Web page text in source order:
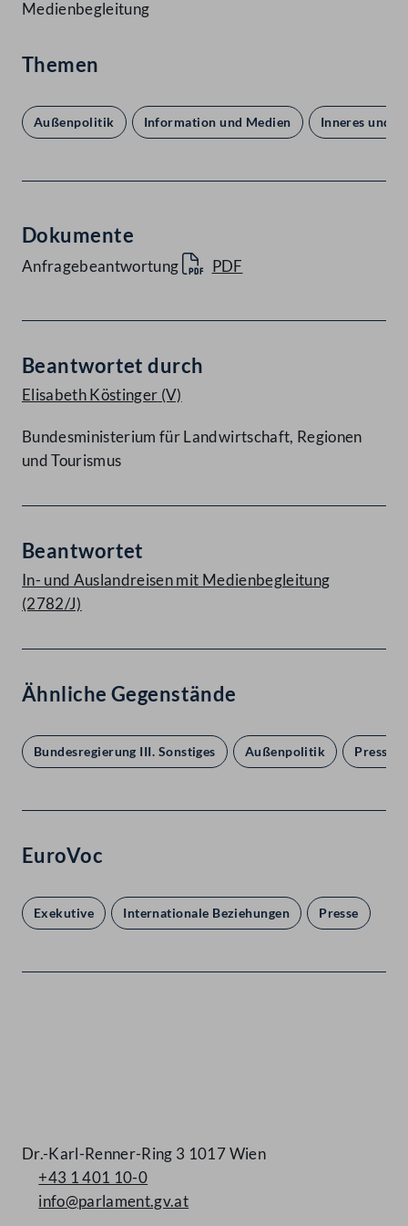
Medienbegleitung
Themen
Außenpolitik Information und Medien Inneres und
Dokumente
Anfragebeantwortung PDF
Beantwortet durch
Elisabeth Köstinger (V)
Bundesministerium für Landwirtschaft, Regionen
und Tourismus
Beantwortet
In- und Auslandreisen mit Medienbegleitung
(2782/J)
Ähnliche Gegenstände
Bundesregierung III. Sonstiges Außenpolitik Presse
EuroVoc
Exekutive Internationale Beziehungen Presse
Dr.-Karl-Renner-Ring 3 1017 Wien
+43 1 401 10-0
info@parlament.gv.at